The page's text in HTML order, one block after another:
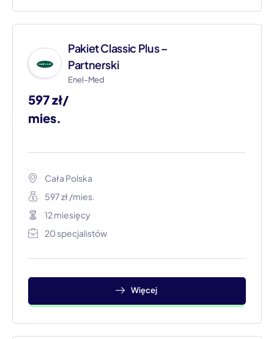
Pakiet Classic Plus –
Partnerski
Enel-Med
597 zł/
mies.
Cała Polska
597 zł /mies.
12 miesięcy
20 specjalistów
Więcej